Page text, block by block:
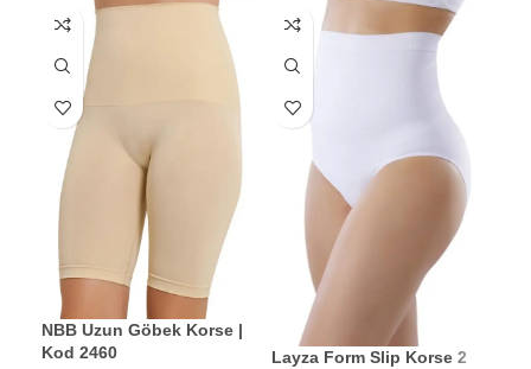
NBB Uzun Göbek Korse |
Kod 2460
Layza Form Slip Korse 2